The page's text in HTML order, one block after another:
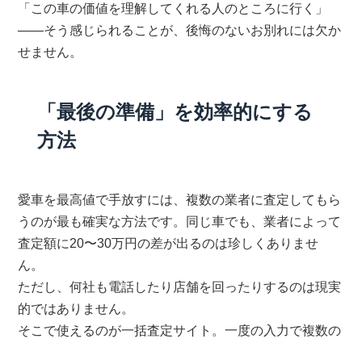
「この車の価値を理解してくれる人のところに行く」
——そう感じられることが、後悔のないお別れには欠か
せません。
「最後の準備」を効率的にする
方法
愛車を最高値で手放すには、複数の業者に査定してもら
うのが最も確実な方法です。同じ車でも、業者によって
査定額に20〜30万円の差が出るのは珍しくありませ
ん。
ただし、何社も電話したり店舗を回ったりするのは現実
的ではありません。
そこで使えるのが一括査定サイト。一度の入力で複数の